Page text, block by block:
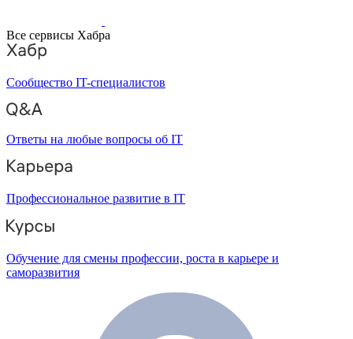
Все сервисы Хабра
Сообщество IT-специалистов
Ответы на любые вопросы об IT
Профессиональное развитие в IT
Обучение для смены профессии, роста в карьере и
саморазвития